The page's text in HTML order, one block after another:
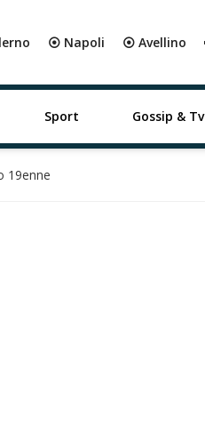
⦿ Napoli ⦿ Avellino
Sport Gossip & Tv
19enne